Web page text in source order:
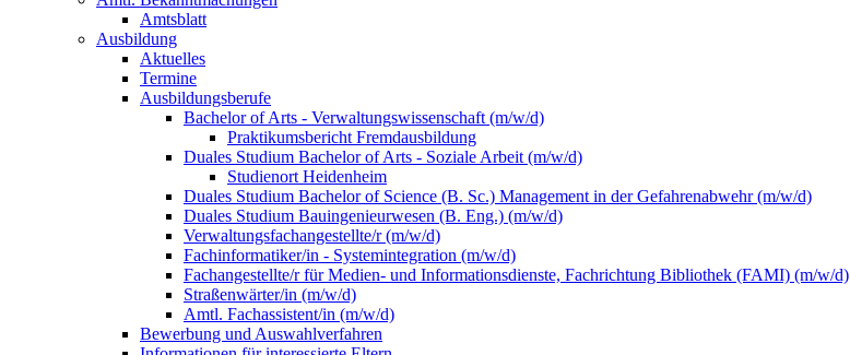
Amtsblatt
Ausbildung
Aktuelles
Termine
Ausbildungsberufe
Bachelor of Arts - Verwaltungswissenschaft (m/w/d)
Praktikumsbericht Fremdausbildung
Duales Studium Bachelor of Arts - Soziale Arbeit (m/w/d)
Studienort Heidenheim
Duales Studium Bachelor of Science (B. Sc.) Management in der Gefahrenabwehr (m/w/d)
Duales Studium Bauingenieurwesen (B. Eng.) (m/w/d)
Verwaltungsfachangestellte/r (m/w/d)
Fachinformatiker/in - Systemintegration (m/w/d)
Fachangestellte/r für Medien- und Informationsdienste, Fachrichtung Bibliothek (FAMI) (m/w/d)
Straßenwärter/in (m/w/d)
Amtl. Fachassistent/in (m/w/d)
Bewerbung und Auswahlverfahren